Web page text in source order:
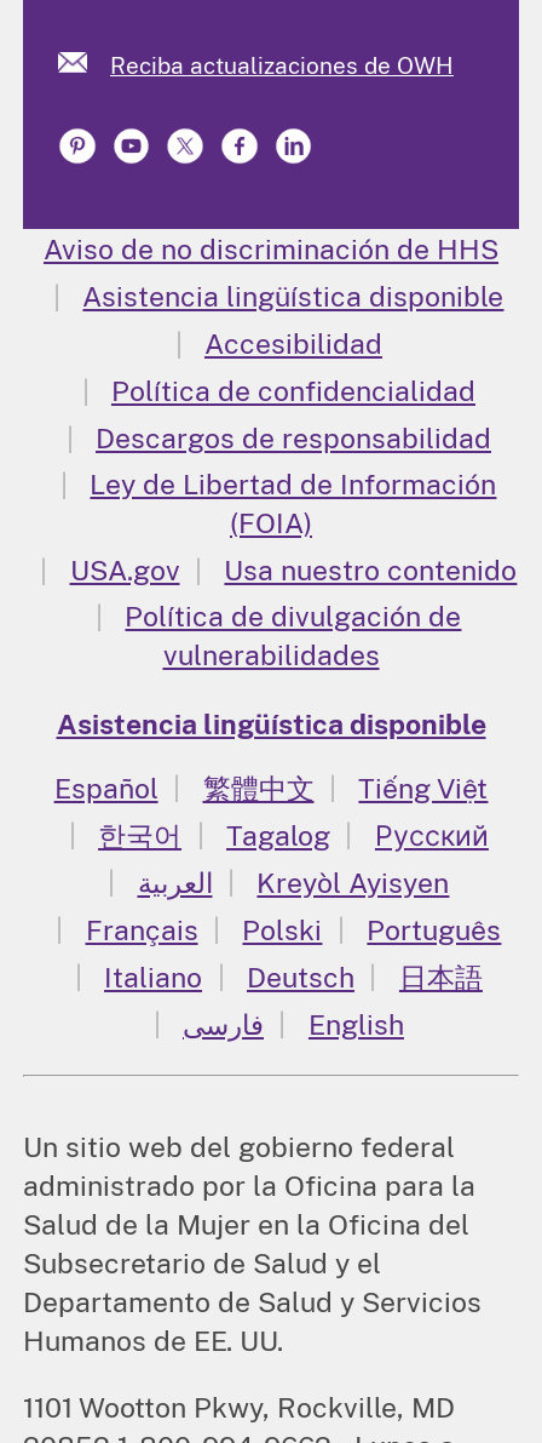
Reciba actualizaciones de OWH
Aviso de no discriminación de HHS
Asistencia lingüística disponible
Accesibilidad
Política de confidencialidad
Descargos de responsabilidad
Ley de Libertad de Información
(FOIA)
USA.gov
Usa nuestro contenido
Política de divulgación de
vulnerabilidades
Asistencia lingüística disponible
Español
繁體中文
Tiếng Việt
한국어
Tagalog
Русский
العربية
Kreyòl Ayisyen
Français
Polski
Português
Italiano
Deutsch
日本語
فارسی
English
Un sitio web del gobierno federal
administrado por la Oficina para la
Salud de la Mujer en la Oficina del
Subsecretario de Salud y el
Departamento de Salud y Servicios
Humanos de EE. UU.
1101 Wootton Pkwy, Rockville, MD